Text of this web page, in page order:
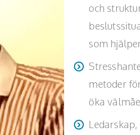
och
som
metoder
öka